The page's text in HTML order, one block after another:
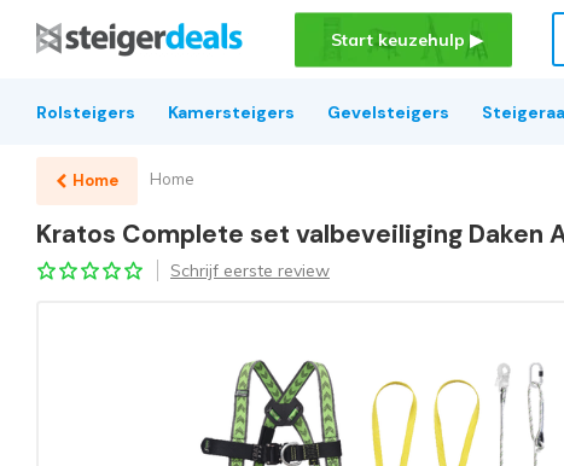
Start keuzehulp ▶
Rolsteigers Kamersteigers Gevelsteigers
Home Home
Kratos Complete set valbeveiliging Daken
Schrijf eerste review